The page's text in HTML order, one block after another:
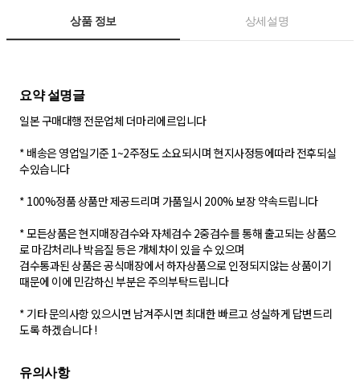
상품 정보 상세설명
요약 설명글
일본 구매대행 전문업체 더마리에르입니다
* 배송은 영업일기준 1~2주정도 소요되시며 현지사정등에따라 전후되실
수있습니다
* 100%정품 상품만 제공드리며 가품일시 200% 보장 약속드립니다
* 모든상품은 현지매장검수와 자체검수 2중검수를 통해 출고되는 상품으
로 마감처리나 박음질 등은 개체차이 있을 수 있으며
검수통과된 상품은 공식매장에서 하자상품으로 인정되지않는 상품이기
때문에 이에 민감하신 부분은 주의부탁드립니다
* 기타 문의사항 있으시면 남겨주시면 최대한 빠르고 성실하게 답변드리
도록 하겠습니다 !
유의사항